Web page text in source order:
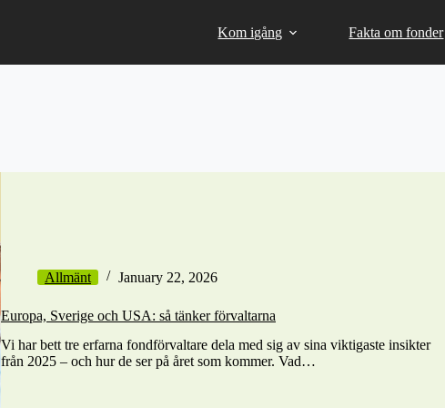
Kom igång Fakta om fonder
Allmänt January 22, 2026
Europa, Sverige och USA: så tänker förvaltarna
Vi har bett tre erfarna fondförvaltare dela med sig av sina viktigaste insikter
från 2025 – och hur de ser på året som kommer. Vad…